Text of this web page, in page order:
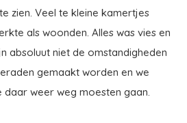
zien. Veel te kleine kamertjes
als woonden. Alles was vies en
absoluut niet de omstandigheden
gemaakt worden en we
daar weer weg moesten gaan.